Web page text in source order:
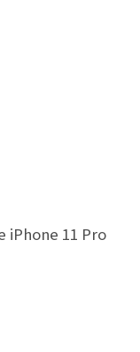
11 Pro